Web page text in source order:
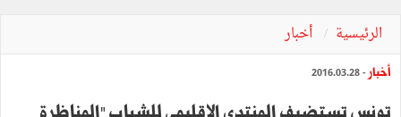
الرئيسية أخبار
أخبار - 2016.03.28